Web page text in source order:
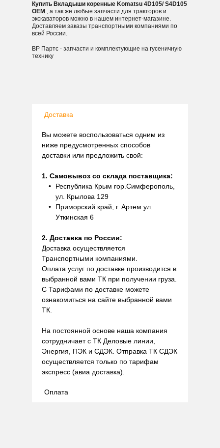
Купить Вкладыши коренные Komatsu 4D105/ S4D105
OEM , а так же любые запчасти для тракторов и
экскаваторов можно в нашем интернет-магазине.
Доставляем заказы транспортными компаниями по
всей России.
ВР Партс - запчасти и комплектующие на гусеничную
технику
Доставка
Вы можете воспользоваться одним из
ниже предусмотренных способов
доставки или предложить свой:
1. Самовывоз со склада поставщика:
Республика Крым гор.Симферополь,
ул. Крылова 129
Приморский край, г. Артем ул.
Уткинская 6
2. Доставка по России:
Доставка осуществляется
Транспортными компаниями.
Оплата услуг по доставке производится в
выбранной вами ТК при получении груза.
С Тарифами по доставке можете
ознакомиться на сайте выбранной вами
ТК.
На постоянной основе наша компания
сотрудничает с ТК Деловые линии,
Энергия, ПЭК и СДЭК. Отправка ТК СДЭК
осуществляется только по тарифам
экспресс (авиа доставка).
Оплата